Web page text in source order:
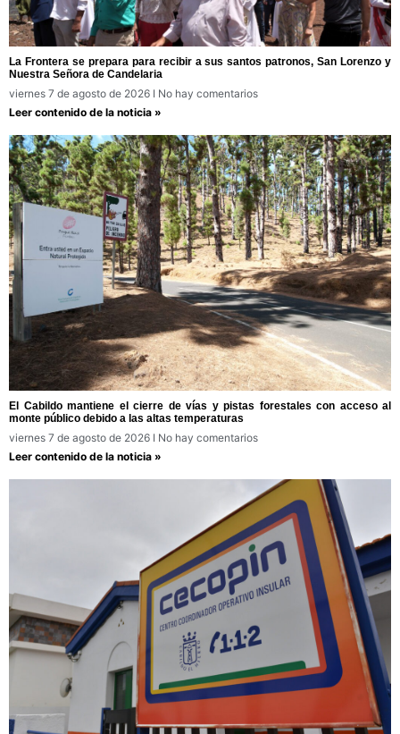
La Frontera se prepara para recibir a sus santos patronos, San Lorenzo y
Nuestra Señora de Candelaria
viernes 7 de agosto de 2026
No hay comentarios
Leer contenido de la noticia »
El Cabildo mantiene el cierre de vías y pistas forestales con acceso al
monte público debido a las altas temperaturas
viernes 7 de agosto de 2026
No hay comentarios
Leer contenido de la noticia »